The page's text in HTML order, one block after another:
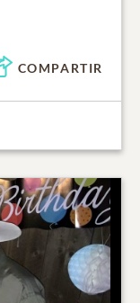
COMPARTIR